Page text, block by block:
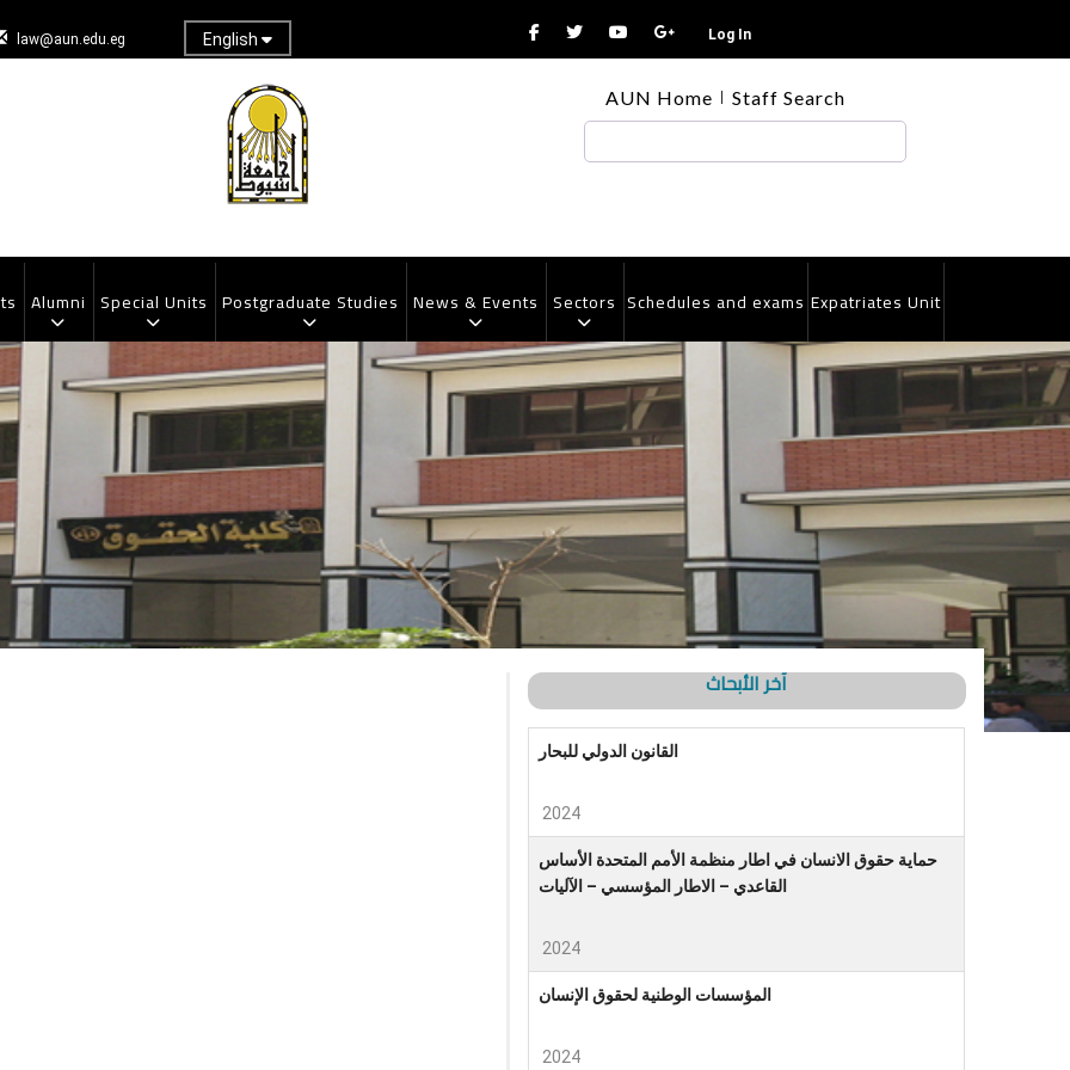
law@aun.edu.eg English Log In
TOP
HEADER
MENU
AUN Home Staff Search
Alumni Special Units Postgraduate Studies News & Events Sectors Schedules and exams Expatriates Unit
آخر الأبحاث
القانون الدولي للبحار
2024
حماية حقوق الانسان في اطار منظمة الأمم المتحدة الأساس
القاعدي – الاطار المؤسسي – الآليات
2024
المؤسسات الوطنية لحقوق الإنسان
2024